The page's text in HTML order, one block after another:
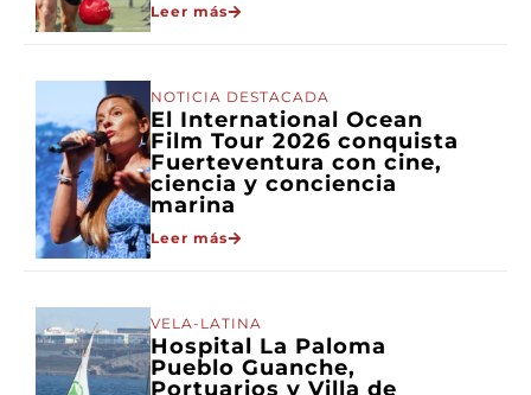
Leer más
NOTICIA DESTACADA
El International Ocean
Film Tour 2026 conquista
Fuerteventura con cine,
ciencia y conciencia
marina
Leer más
VELA-LATINA
Hospital La Paloma
Pueblo Guanche,
Portuarios y Villa de